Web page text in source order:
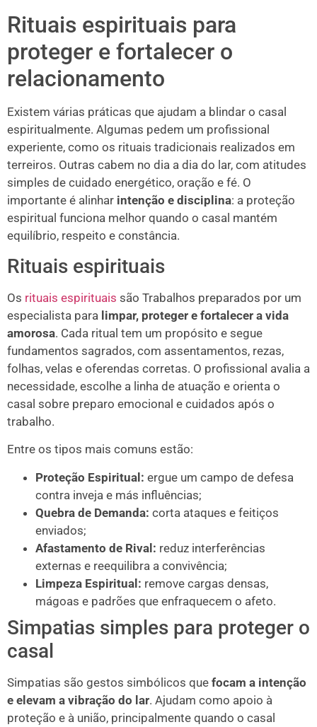
Rituais espirituais para
proteger e fortalecer o
relacionamento
Existem várias práticas que ajudam a blindar o casal
espiritualmente. Algumas pedem um profissional
experiente, como os rituais tradicionais realizados em
terreiros. Outras cabem no dia a dia do lar, com atitudes
simples de cuidado energético, oração e fé. O
importante é alinhar intenção e disciplina: a proteção
espiritual funciona melhor quando o casal mantém
equilíbrio, respeito e constância.
Rituais espirituais
Os rituais espirituais são Trabalhos preparados por um
especialista para limpar, proteger e fortalecer a vida
amorosa. Cada ritual tem um propósito e segue
fundamentos sagrados, com assentamentos, rezas,
folhas, velas e oferendas corretas. O profissional avalia a
necessidade, escolhe a linha de atuação e orienta o
casal sobre preparo emocional e cuidados após o
trabalho.
Entre os tipos mais comuns estão:
Proteção Espiritual: ergue um campo de defesa
contra inveja e más influências;
Quebra de Demanda: corta ataques e feitiços
enviados;
Afastamento de Rival: reduz interferências
externas e reequilibra a convivência;
Limpeza Espiritual: remove cargas densas,
mágoas e padrões que enfraquecem o afeto.
Simpatias simples para proteger o
casal
Simpatias são gestos simbólicos que focam a intenção
e elevam a vibração do lar. Ajudam como apoio à
proteção e à união, principalmente quando o casal